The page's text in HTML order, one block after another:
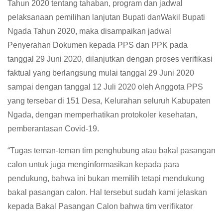
Tahun 2020 tentang tahaban, program dan jadwal
pelaksanaan pemilihan lanjutan Bupati danWakil Bupati
Ngada Tahun 2020, maka disampaikan jadwal
Penyerahan Dokumen kepada PPS dan PPK pada
tanggal 29 Juni 2020, dilanjutkan dengan proses verifikasi
faktual yang berlangsung mulai tanggal 29 Juni 2020
sampai dengan tanggal 12 Juli 2020 oleh Anggota PPS
yang tersebar di 151 Desa, Kelurahan seluruh Kabupaten
Ngada, dengan memperhatikan protokoler kesehatan,
pemberantasan Covid-19.
“Tugas teman-teman tim penghubung atau bakal pasangan
calon untuk juga menginformasikan kepada para
pendukung, bahwa ini bukan memilih tetapi mendukung
bakal pasangan calon. Hal tersebut sudah kami jelaskan
kepada Bakal Pasangan Calon bahwa tim verifikator